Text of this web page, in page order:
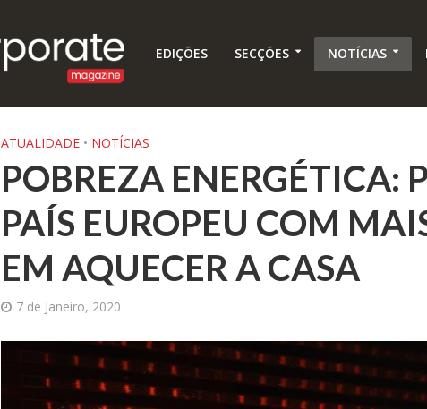
EDIÇÕES SECÇÕES NOTÍCIAS
ATUALIDADE • NOTÍCIAS
POBREZA ENERGÉTICA:
PAÍS EUROPEU COM
EM AQUECER A CASA
7 de Janeiro, 2020